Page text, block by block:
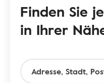
Finden Sie
in Ihrer